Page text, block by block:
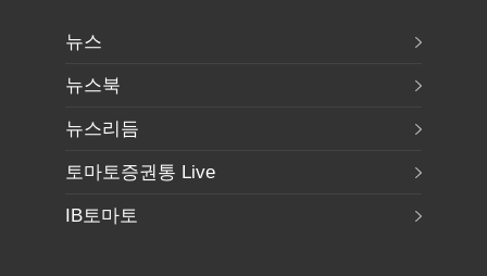
뉴스
뉴스북
뉴스리듬
토마토증권통 Live
IB토마토